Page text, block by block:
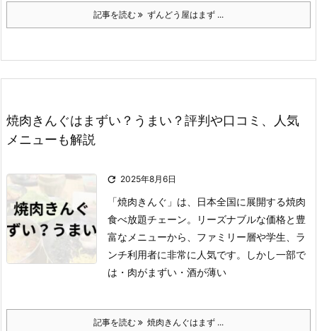
記事を読む ずんどう屋はまず ...
焼肉きんぐはまずい？うまい？評判や口コミ、人気
メニューも解説
 2025年8月6日
「焼肉きんぐ」は、日本全国に展開する焼肉
食べ放題チェーン。
リーズナブルな価格と豊
富なメニューから、ファミリー層や学生、ラ
ンチ利用者に非常に人気です。
しかし一部で
は ・肉がまずい ・酒が薄い
記事を読む 焼肉きんぐはまず ...